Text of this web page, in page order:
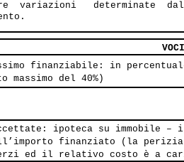
variazioni   determinate
VOCI
finanziabile: in
massimo del 40%)
ipoteca su immobile –
finanziato (la
ed il relativo costo è a